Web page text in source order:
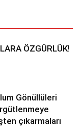
ÖZGÜRLÜK!
Gönüllüleri
çıkarmaları